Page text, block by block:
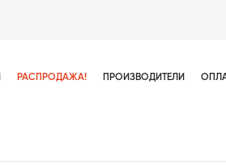
РАСПРОДАЖА! ПРОИЗВОДИТЕЛИ